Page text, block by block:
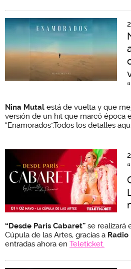
Nina Mutal está de vuelta y que
versión de un hit que marcó época
“Enamorados”.Todos los detalles
“Desde París Cabaret” se realizará
Cúpula de las Artes, gracias a Radio
entradas ahora en Teleticket.